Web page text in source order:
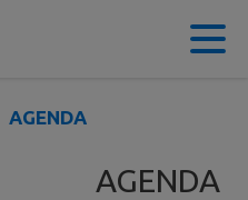
AGENDA
AGENDA